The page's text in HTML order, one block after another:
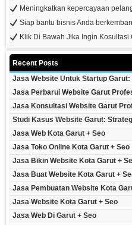
Meningkatkan kepercayaan
Siap bantu bisnis Anda
Klik Di Bawah Jika Ingin Kosultasi
Recent Posts
Jasa Website Untuk Startup
Jasa Perbarui Website Garut
Jasa Konsultasi Website Garut
Studi Kasus Website Garut:
Jasa Web Kota Garut + Seo
Jasa Toko Online Kota Garut + Seo
Jasa Bikin Website Kota Garut +
Jasa Buat Website Kota Garut +
Jasa Pembuatan Website Kota
Jasa Website Kota Garut + Seo
Jasa Web Di Garut + Seo